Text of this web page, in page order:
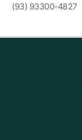
(93) 93300-4827